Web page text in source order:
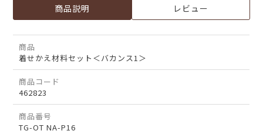
商品説明 レビュー
商品
着せかえ材料セット＜バカンス1＞
商品コード
462823
商品番号
TG-OT NA-P16